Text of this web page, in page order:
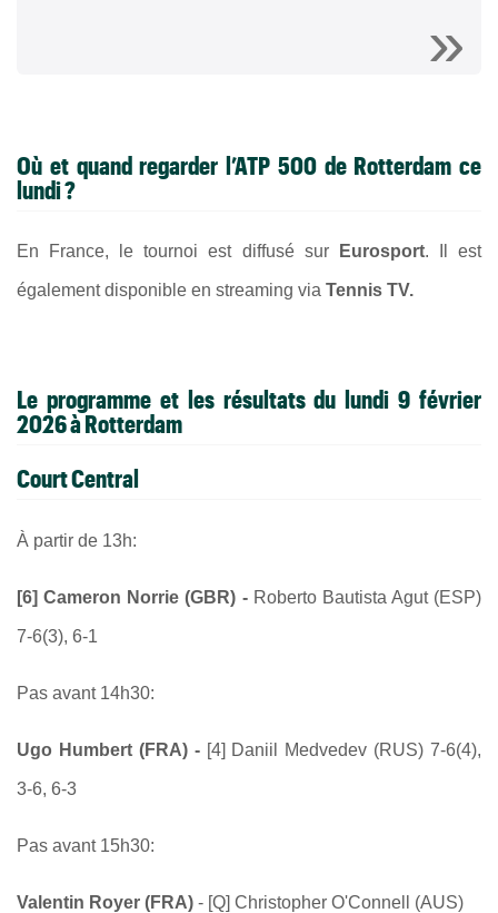
Où et quand regarder l’ATP 500 de Rotterdam ce
lundi ?
En France, le tournoi est diffusé sur Eurosport. Il est
également disponible en streaming via Tennis TV.
Le programme et les résultats du lundi 9 février
2026 à Rotterdam
Court Central
À partir de 13h:
[6] Cameron Norrie (GBR) -Roberto Bautista Agut (ESP)
7-6(3), 6-1
Pas avant 14h30:
Ugo Humbert (FRA) - [4] Daniil Medvedev (RUS) 7-6(4),
3-6, 6-3
Pas avant 15h30:
Valentin Royer (FRA) - [Q] Christopher O'Connell (AUS)